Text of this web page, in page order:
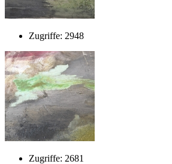
Zugriffe: 2948
Zugriffe: 2681